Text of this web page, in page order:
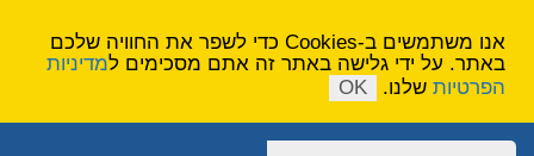
אנו משתמשים ב-Cookies כדי לשפר את החוויה שלכם
באתר. על ידי גלישה באתר זה אתם מסכימים למדיניות
הפרטיות שלנו. OK